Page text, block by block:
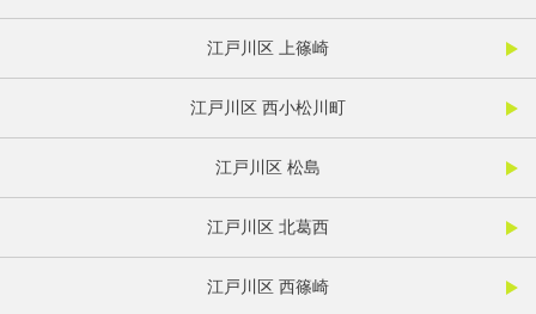
江戸川区 上篠崎
江戸川区 西小松川町
江戸川区 松島
江戸川区 北葛西
江戸川区 西篠崎